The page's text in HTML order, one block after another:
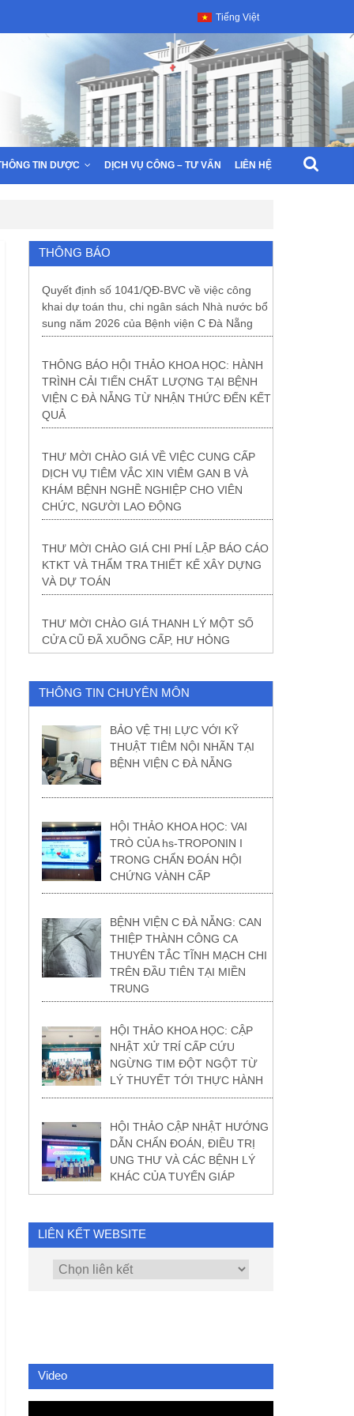
Tiếng Việt
TIN DƯỢC DỊCH VỤ CÔNG – TƯ VẤN LIÊN HỆ
THÔNG BÁO
Quyết định số 1041/QĐ-BVC về việc công
khai dự toán thu, chi ngân sách Nhà nước bổ
sung năm 2026 của Bệnh viện C Đà Nẵng
THÔNG BÁO HỘI THẢO KHOA HỌC: HÀNH
TRÌNH CẢI TIẾN CHẤT LƯỢNG TẠI BỆNH
VIỆN C ĐÀ NẴNG TỪ NHẬN THỨC ĐẾN KẾT
QUẢ
THƯ MỜI CHÀO GIÁ VỀ VIỆC CUNG CẤP
DỊCH VỤ TIÊM VẮC XIN VIÊM GAN B VÀ
KHÁM BỆNH NGHỀ NGHIỆP CHO VIÊN
CHỨC, NGƯỜI LAO ĐỘNG
THƯ MỜI CHÀO GIÁ CHI PHÍ LẬP BÁO CÁO
KTKT VÀ THẨM TRA THIẾT KẾ XÂY DỰNG
VÀ DỰ TOÁN
THƯ MỜI CHÀO GIÁ THANH LÝ MỘT SỐ
CỬA CŨ ĐÃ XUỐNG CẤP, HƯ HỎNG
THÔNG TIN CHUYÊN MÔN
BẢO VỆ THỊ LỰC VỚI KỸ
THUẬT TIÊM NỘI NHÃN TẠI
BỆNH VIỆN C ĐÀ NẴNG
HỘI THẢO KHOA HỌC: VAI
TRÒ CỦA hs-TROPONIN I
TRONG CHẨN ĐOÁN HỘI
CHỨNG VÀNH CẤP
BỆNH VIỆN C ĐÀ NẴNG: CAN
THIỆP THÀNH CÔNG CA
THUYÊN TẮC TĨNH MẠCH CHI
TRÊN ĐẦU TIÊN TẠI MIỀN
TRUNG
HỘI THẢO KHOA HỌC: CẬP
NHẬT XỬ TRÍ CẤP CỨU
NGỪNG TIM ĐỘT NGỘT TỪ
LÝ THUYẾT TỚI THỰC HÀNH
HỘI THẢO CẬP NHẬT HƯỚNG
DẪN CHẨN ĐOÁN, ĐIỀU TRỊ
UNG THƯ VÀ CÁC BỆNH LÝ
KHÁC CỦA TUYẾN GIÁP
LIÊN KẾT WEBSITE
Video